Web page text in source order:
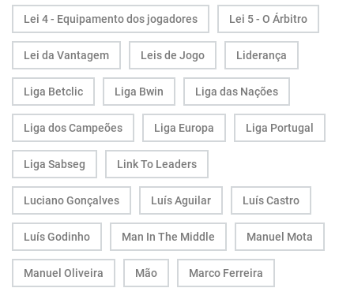
Lei 4 - Equipamento dos jogadores Lei 5 - O Árbitro
Lei da Vantagem Leis de Jogo Liderança
Liga Betclic Liga Bwin Liga das Nações
Liga dos Campeões Liga Europa Liga Portugal
Liga Sabseg Link To Leaders
Luciano Gonçalves Luís Aguilar Luís Castro
Luís Godinho Man In The Middle Manuel Mota
Manuel Oliveira Mão Marco Ferreira